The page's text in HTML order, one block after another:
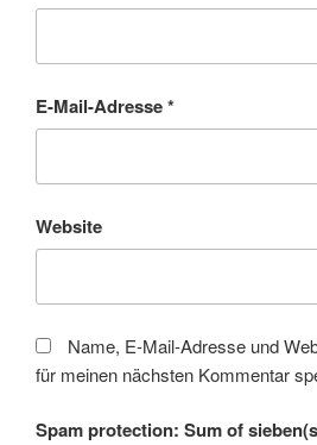
E-Mail-Adresse*
Website
Name, E-Mail-Adresse und
für meinen nächsten Kommentar
Spam protection: Sum of